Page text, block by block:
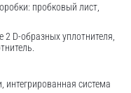
пробковый лист,
D-образных уплотнителя,
система